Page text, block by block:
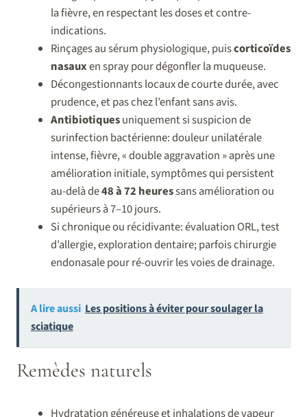
la fièvre, en respectant les doses et contre-
indications.
Rinçages au sérum physiologique, puiscorticoïdes
nasauxen spray pour dégonfler la muqueuse.
Décongestionnants locaux de courte durée, avec
prudence, et pas chez l’enfant sans avis.
Antibiotiquesuniquement si suspicion de
surinfection bactérienne: douleur unilatérale
intense, fièvre, « double aggravation » après une
amélioration initiale, symptômes qui persistent
au-delà de48 à 72 heuressans amélioration ou
supérieurs à 7–10 jours.
Si chronique ou récidivante: évaluation ORL, test
d’allergie, exploration dentaire; parfois chirurgie
endonasale pour ré-ouvrir les voies de drainage.
A lire aussi Les positions à éviter pour soulager la
sciatique
Remèdes naturels